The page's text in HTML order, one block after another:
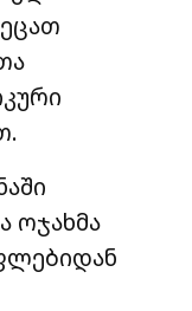
ოჯახმა